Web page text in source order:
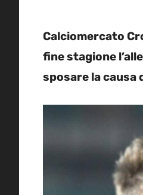
Calciomercato
fine stagione
sposare la causa